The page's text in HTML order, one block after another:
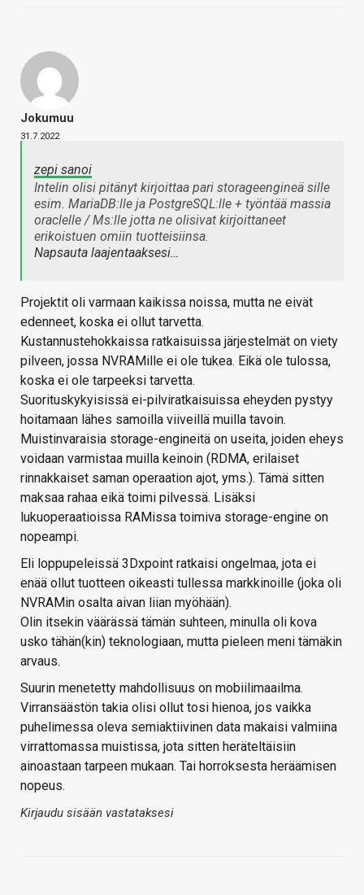
Jokumuu
31.7.2022
zepi sanoi
Intelin olisi pitänyt kirjoittaa pari storageengineä sille
esim. MariaDB:lle ja PostgreSQL:lle + työntää massia
oraclelle / Ms:lle jotta ne olisivat kirjoittaneet
erikoistuen omiin tuotteisiinsa.
Napsauta laajentaaksesi…
Projektit oli varmaan kaikissa noissa, mutta ne eivät
edenneet, koska ei ollut tarvetta.
Kustannustehokkaissa ratkaisuissa järjestelmät on viety
pilveen, jossa NVRAMille ei ole tukea. Eikä ole tulossa,
koska ei ole tarpeeksi tarvetta.
Suorituskykyisissä ei-pilviratkaisuissa eheyden pystyy
hoitamaan lähes samoilla viiveillä muilla tavoin.
Muistinvaraisia storage-engineitä on useita, joiden eheys
voidaan varmistaa muilla keinoin (RDMA, erilaiset
rinnakkaiset saman operaation ajot, yms.). Tämä sitten
maksaa rahaa eikä toimi pilvessä. Lisäksi
lukuoperaatioissa RAMissa toimiva storage-engine on
nopeampi.
Eli loppupeleissä 3Dxpoint ratkaisi ongelmaa, jota ei
enää ollut tuotteen oikeasti tullessa markkinoille (joka oli
NVRAMin osalta aivan liian myöhään).
Olin itsekin väärässä tämän suhteen, minulla oli kova
usko tähän(kin) teknologiaan, mutta pieleen meni tämäkin
arvaus.
Suurin menetetty mahdollisuus on mobiilimaailma.
Virransäästön takia olisi ollut tosi hienoa, jos vaikka
puhelimessa oleva semiaktiivinen data makaisi valmiina
virrattomassa muistissa, jota sitten heräteltäisiin
ainoastaan tarpeen mukaan. Tai horroksesta heräämisen
nopeus.
Kirjaudu sisään vastataksesi